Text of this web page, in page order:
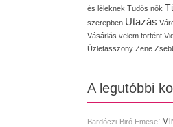
és léleknek Tudós nők
szerepben Utazás
Vásárlás velem történt
Üzletasszony Zene
A legutóbbi
Bardóczi-Biró Emese: